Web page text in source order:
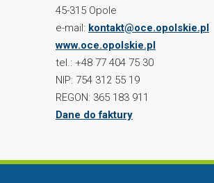
45-315 Opole
e-mail: kontakt@oce.opolskie.pl
www.oce.opolskie.pl
tel.: +48 77 404 75 30
NIP: 754 312 55 19
REGON: 365 183 911
Dane do faktury